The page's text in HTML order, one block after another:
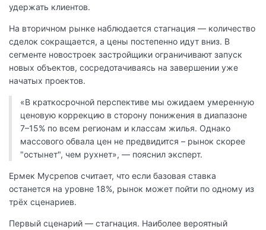
удержать клиентов.
На вторичном рынке наблюдается стагнация — количество
сделок сокращается, а цены постепенно идут вниз. В
сегменте новостроек застройщики ограничивают запуск
новых объектов, сосредотачиваясь на завершении уже
начатых проектов.
«В краткосрочной перспективе мы ожидаем умеренную
ценовую коррекцию в сторону понижения в диапазоне
7–15% по всем регионам и классам жилья. Однако
массового обвала цен не предвидится – рынок скорее
"остынет", чем рухнет», — пояснил эксперт.
Ермек Мусрепов считает, что если базовая ставка
останется на уровне 18%, рынок может пойти по одному из
трёх сценариев.
Первый сценарий — стагнация. Наиболее вероятный